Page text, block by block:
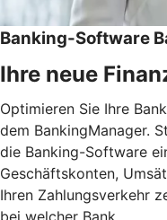
Banking-Software
Ihre neue
Optimieren Sie Ihre
dem BankingManager.
die Banking-Software
Geschäftskonten,
Ihren Zahlungsverkehr
bei welcher Bank.